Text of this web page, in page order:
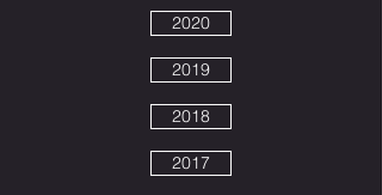
2020
2019
2018
2017